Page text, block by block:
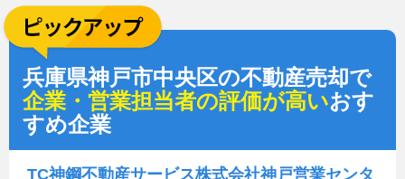
兵庫県神戸市中央区の不動産売却で
企業・営業担当者の評価が高いおす
すめ企業
TC神鋼不動産サービス株式会社神戸営業センタ